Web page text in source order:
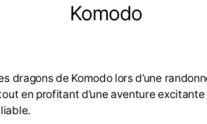
Komodo
dragons de Komodo lors d’une
en profitant d’une aventure